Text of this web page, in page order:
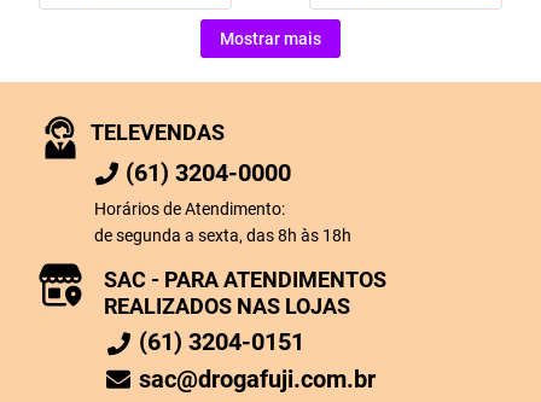
Mostrar mais
TELEVENDAS
(61) 3204-0000
Horários de Atendimento:
de segunda a sexta, das 8h às 18h
SAC - PARA ATENDIMENTOS
REALIZADOS NAS LOJAS
(61) 3204-0151
sac@drogafuji.com.br